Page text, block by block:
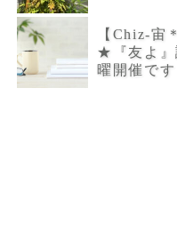
【Chiz-宙
★『友よ
曜開催です